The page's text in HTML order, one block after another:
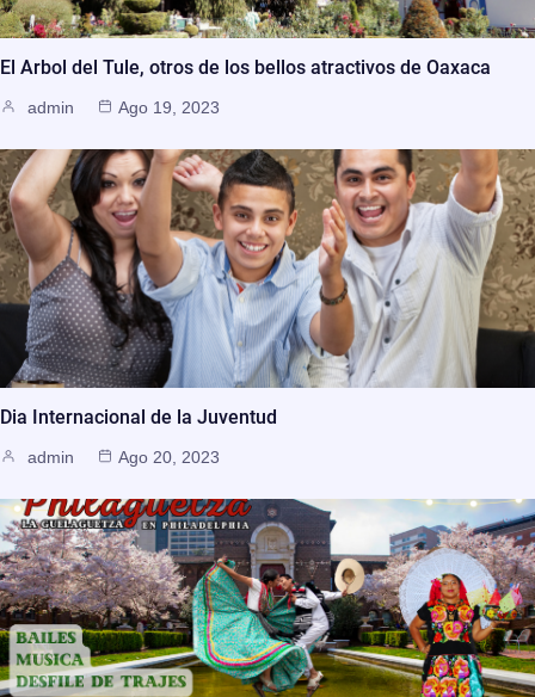
El Arbol del Tule, otros de los bellos atractivos de Oaxaca
admin Ago 19, 2023
Dia Internacional de la Juventud
admin Ago 20, 2023